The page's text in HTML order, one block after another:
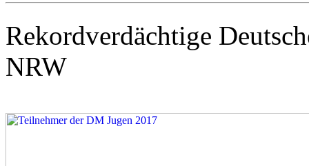
Rekordverdächtige
NRW